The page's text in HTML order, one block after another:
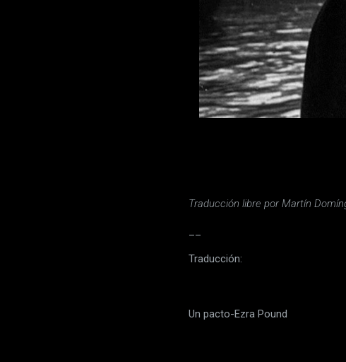
Traducción libre por Martín
Traducción:
Un pacto-Ezra Pound